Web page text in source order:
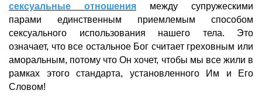
сексуальные отношения между супружескими
парами единственным приемлемым способом
сексуального использования нашего тела. Это
означает, что все остальное Бог считает греховным или
аморальным, потому что Он хочет, чтобы мы все жили в
рамках этого стандарта, установленного Им и Его
Словом!